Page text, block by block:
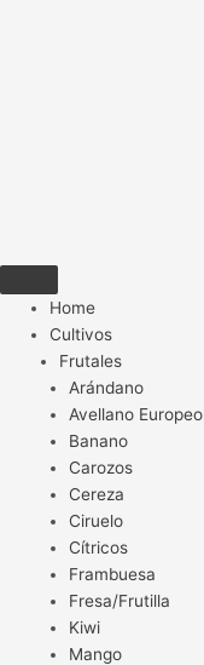
Home
Cultivos
Frutales
Arándano
Avellano Europeo
Banano
Carozos
Cereza
Ciruelo
Cítricos
Frambuesa
Fresa/Frutilla
Kiwi
Mango